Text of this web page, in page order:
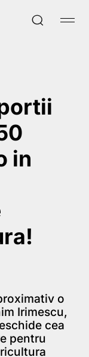
in
o
Irimescu,
cea
pentru